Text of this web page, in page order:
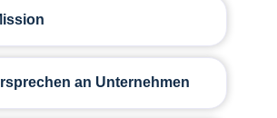
an Unternehmen